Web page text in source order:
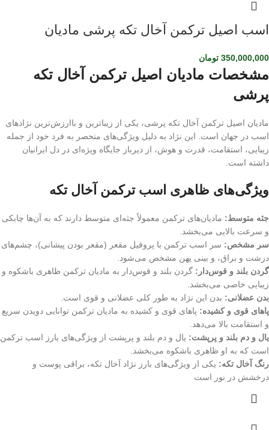
اسب اصیل ترکمن آخال تکه پرشی مادیان
350,000,000 تومان
مشخصات مادیان اصیل ترکمن آخال تکه
پرشی
مادیان اصیل ترکمن آخال تکه پرشی، یکی از زیباترین و باارزش‌ترین نژادهای
اسب در جهان است. این نژاد به دلیل ویژگی‌های منحصر به فرد خود از جمله
زیبایی، استقامت، قدرت و هوش، از دیرباز جایگاه ویژه‌ای در دل ایرانیان
داشته است.
ویژگی‌های ظاهری اسب ترکمن آخال تکه
جثه متوسط: مادیان‌های ترکمن معمولاً جثه‌ای متوسط دارند که به آن‌ها چابکی
و سرعت بالایی می‌بخشد.
سر مشخص: سر اسب ترکمن با پروفیل مقعر (مقعر بودن پیشانی)، چشم‌های
درشت و براق، و بینی پهن مشخص می‌شود.
گردن بلند و قوس‌دار: گردن بلند و قوس‌دار به مادیان ترکمن ظاهری باشکوه و
زیبایی خاصی می‌بخشد.
بدن عضلانی: بدن این نژاد به طور کلی عضلانی و قوی است.
پاهای قوی و کشیده: پاهای قوی و کشیده به مادیان ترکمن توانایی دویدن سریع
و استقامت بالا می‌دهد.
یال و دم بلند و پرپشت: یال و دم بلند و پرپشت از ویژگی‌های بارز اسب ترکمن
است که به او ظاهری باشکوه می‌بخشد.
رنگ آخال تکه: یکی از ویژگی‌های بارز نژاد آخال تکه، براقی پوست و
درخشش در نور است